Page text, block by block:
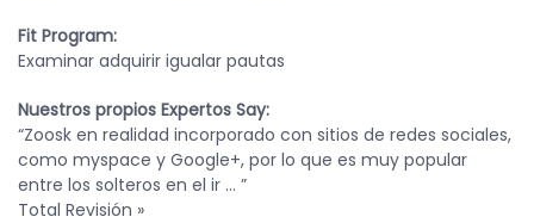
Fit Program:
Examinar adquirir igualar pautas
Nuestros propios Expertos Say:
“Zoosk en realidad incorporado con sitios de redes sociales,
como myspace y Google+, por lo que es muy popular
entre los solteros en el ir … ”
Total Revisión »